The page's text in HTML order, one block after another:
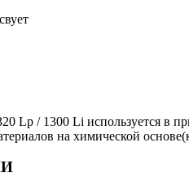
Lp / 1300 Li используется в
на химической